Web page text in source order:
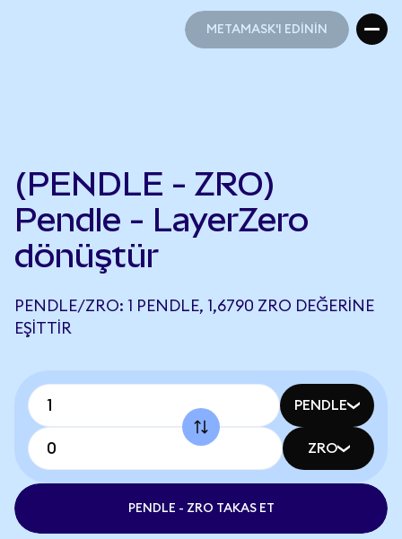
METAMASK'I EDİNİN
(PENDLE - ZRO)
Pendle - LayerZero
dönüştür
PENDLE/ZRO: 1 PENDLE, 1,6790 ZRO DEĞERINE
EŞITTIR
PENDLE
ZRO
PENDLE - ZRO TAKAS ET